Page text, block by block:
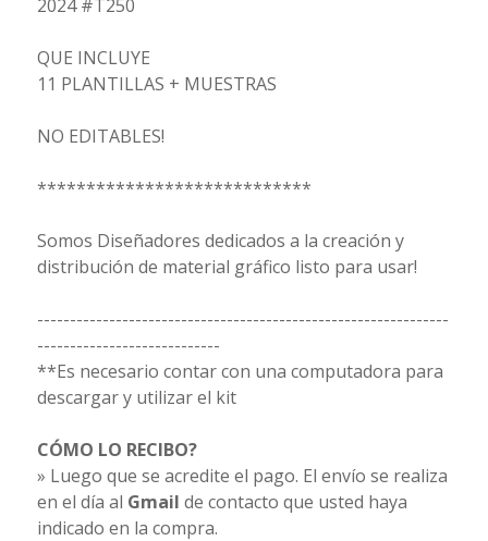
2024 #T250
QUE INCLUYE
11 PLANTILLAS + MUESTRAS
NO EDITABLES!
****************************
Somos Diseñadores dedicados a la creación y
distribución de material gráfico listo para usar!
---------------------------------------------------------------
----------------------------
**Es necesario contar con una computadora para
descargar y utilizar el kit
CÓMO LO RECIBO?
» Luego que se acredite el pago. El envío se realiza
en el día al Gmail de contacto que usted haya
indicado en la compra.